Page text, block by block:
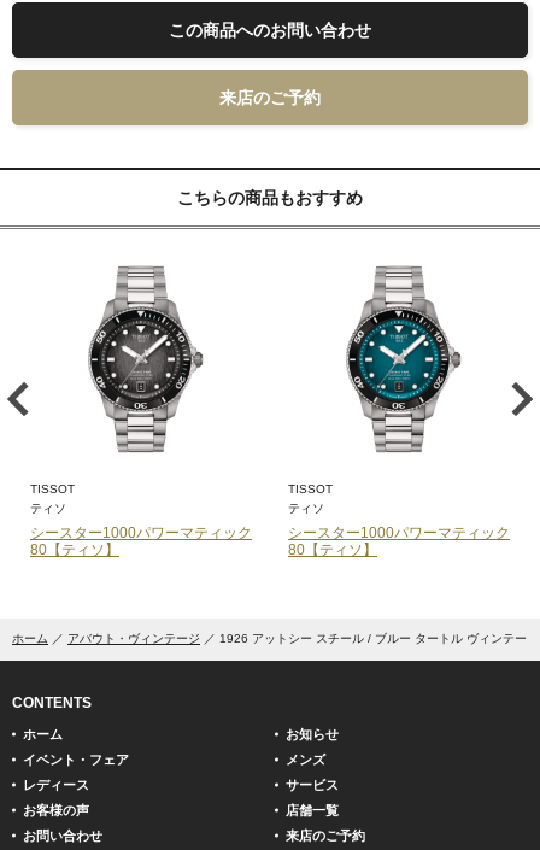
この商品へのお問い合わせ
来店のご予約
こちらの商品もおすすめ
TISSOT
ティソ
シースター1000パワーマティック
80【ティソ】
TISSOT
ティソ
シースター1000パワーマティック
80【ティソ】
ホーム アバウト・ヴィンテージ 1926 アットシー スチール / ブルー タートル ヴィンテージ
CONTENTS
ホーム
お知らせ
イベント・フェア
メンズ
レディース
サービス
お客様の声
店舗一覧
お問い合わせ
来店のご予約